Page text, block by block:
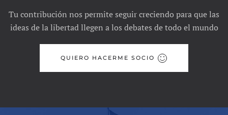
Tu contribución nos permite seguir creciendo para que las
ideas de la libertad llegen a los debates de todo el mundo
QUIERO HACERME SOCIO